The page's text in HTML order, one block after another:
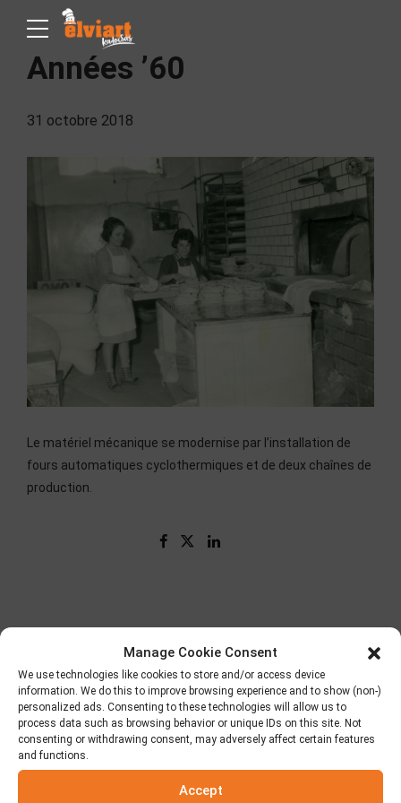
Manage Cookie Consent
We use technologies like cookies to store and/or access device
information. We do this to improve browsing experience and to show (non-)
personalized ads. Consenting to these technologies will allow us to
process data such as browsing behavior or unique IDs on this site. Not
consenting or withdrawing consent, may adversely affect certain features
and functions.
Accept
Années ’60
31 octobre 2018
Le matériel mécanique se modernise par l’installation de
fours automatiques cyclothermiques et de deux chaînes de
production.
Qui sommes-nous?